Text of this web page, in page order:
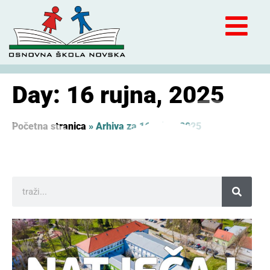
Day: 16 rujna, 2025
Početna stranica » Arhiva za 16 rujna, 2025